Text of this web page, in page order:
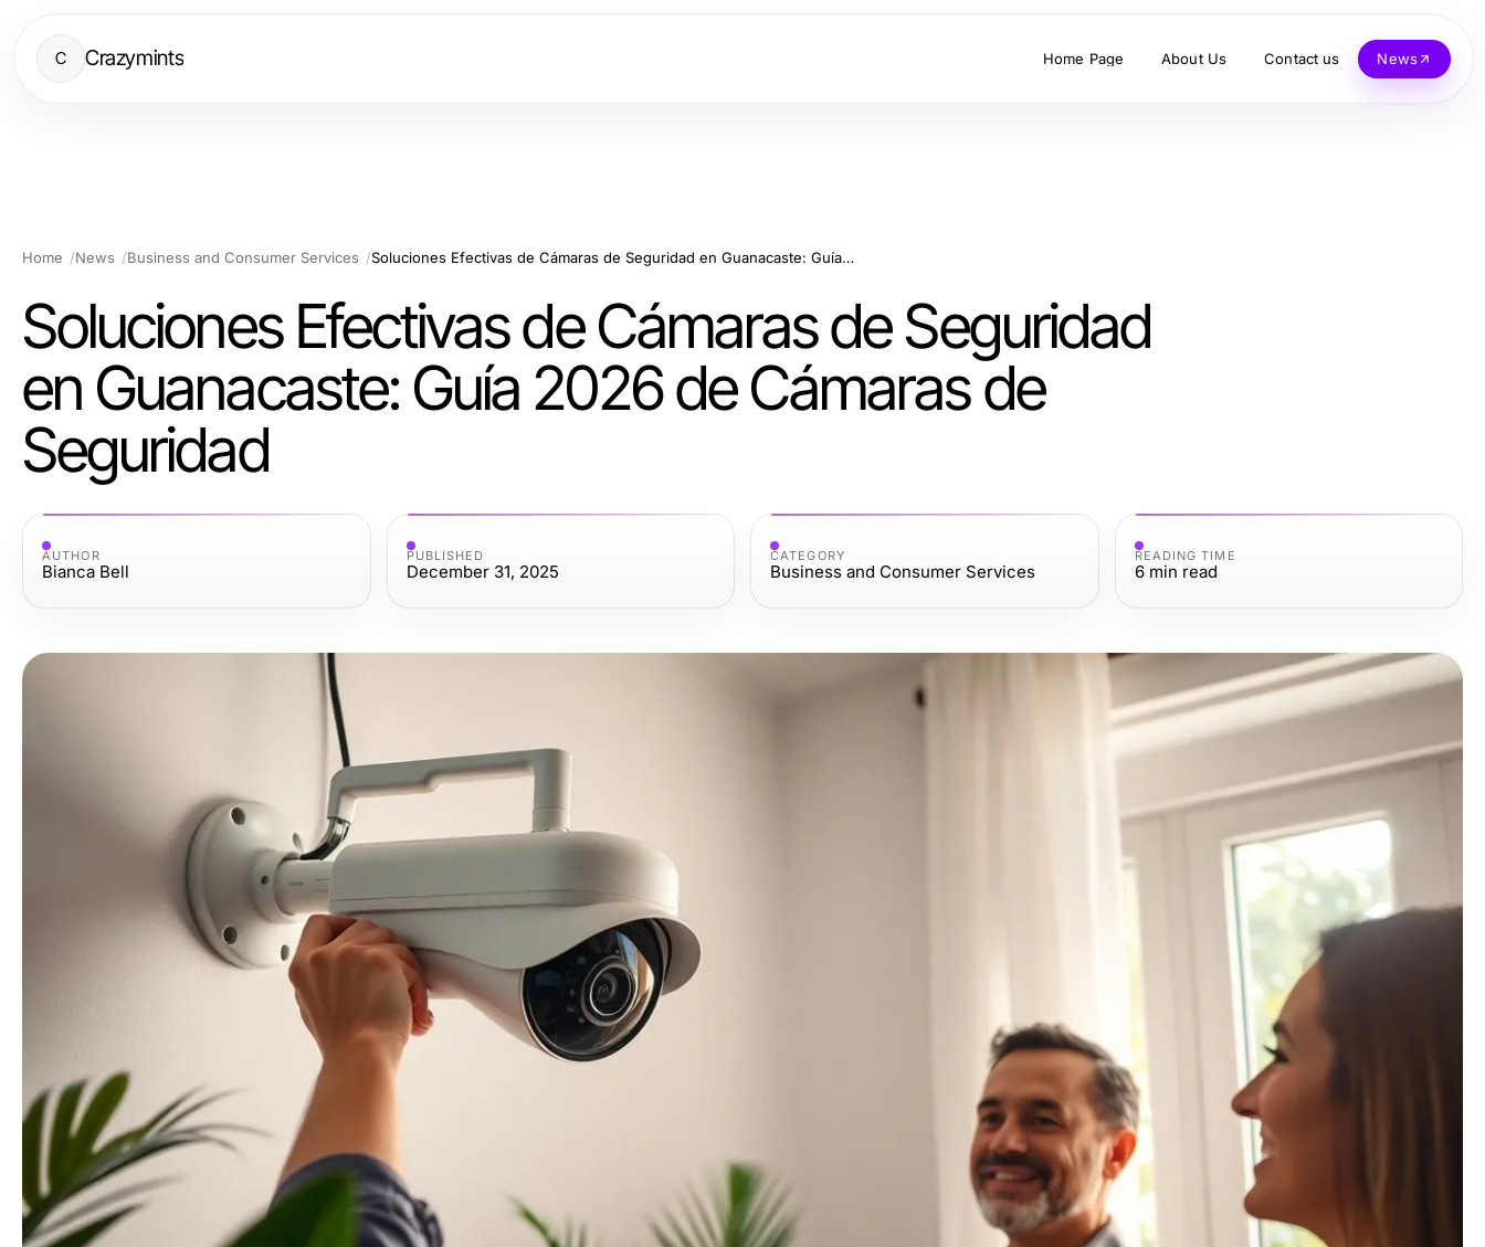
C Crazymints Home Page About Us Contact us News
Home News Business and Consumer Services Soluciones Efectivas de Cámaras de Seguridad en Guanacaste: Guía 2026 de Cámaras de Seguridad
Soluciones Efectivas de Cámaras de Seguridad
en Guanacaste: Guía 2026 de Cámaras de
Seguridad
AUTHOR
Bianca Bell
PUBLISHED
December 31, 2025
CATEGORY
Business and Consumer Services
READING TIME
6 min read